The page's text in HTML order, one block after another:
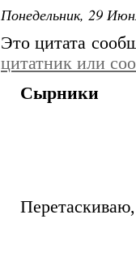
Понедельник, 29
Это цитата
цитатник или
Сырники
Перетаскиваю,